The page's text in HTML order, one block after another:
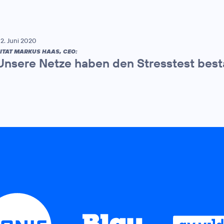
Juni 2020
MARKUS HAAS, CEO:
Netze haben den Stresstest